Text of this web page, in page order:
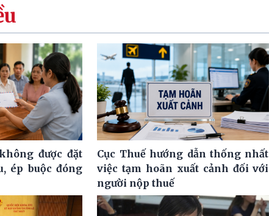
được đặt
ép buộc đóng
Cục Thuế hướng dẫn thống nhất
việc tạm hoãn xuất cảnh đối với
người nộp thuế